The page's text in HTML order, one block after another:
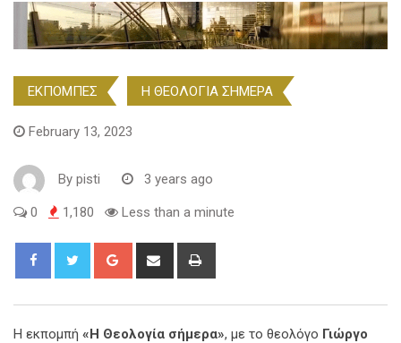
ΕΚΠΟΜΠΕΣ Η ΘΕΟΛΟΓΙΑ ΣΗΜΕΡΑ
February 13, 2023
By pisti 3 years ago
0 1,180 Less than a minute
Η εκπομπή «Η Θεολογία σήμερα», με το θεολόγο Γιώργο